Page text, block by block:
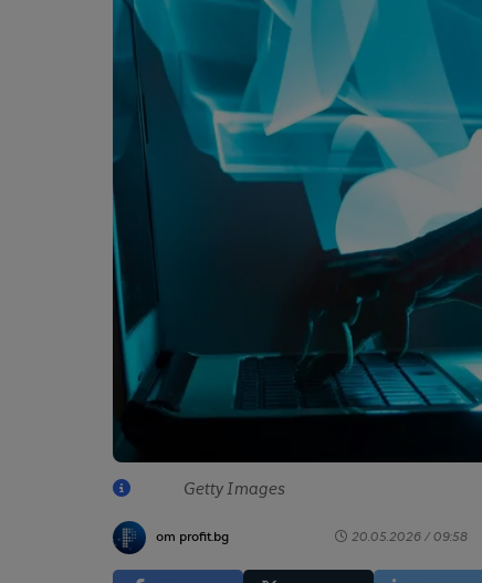
Getty Images
от profit.bg 20.05.2026 / 09:58